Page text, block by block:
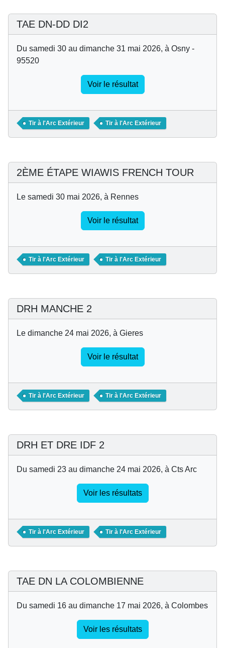
TAE DN-DD DI2
Du samedi 30 au dimanche 31 mai 2026, à Osny -
95520
Voir le résultat
Tir à l'Arc Extérieur Tir à l'Arc Extérieur
2ÈME ÉTAPE WIAWIS FRENCH TOUR
Le samedi 30 mai 2026, à Rennes
Voir le résultat
Tir à l'Arc Extérieur Tir à l'Arc Extérieur
DRH MANCHE 2
Le dimanche 24 mai 2026, à Gieres
Voir le résultat
Tir à l'Arc Extérieur Tir à l'Arc Extérieur
DRH ET DRE IDF 2
Du samedi 23 au dimanche 24 mai 2026, à Cts Arc
Voir les résultats
Tir à l'Arc Extérieur Tir à l'Arc Extérieur
TAE DN LA COLOMBIENNE
Du samedi 16 au dimanche 17 mai 2026, à Colombes
Voir les résultats